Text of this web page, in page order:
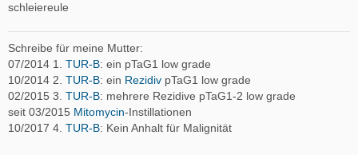
schleiereule
Schreibe für meine Mutter:
07/2014 1. TUR-B: ein pTaG1 low grade
10/2014 2. TUR-B: ein Rezidiv pTaG1 low grade
02/2015 3. TUR-B: mehrere Rezidive pTaG1-2 low grade
seit 03/2015 Mitomycin-Instillationen
10/2017 4. TUR-B: Kein Anhalt für Malignität